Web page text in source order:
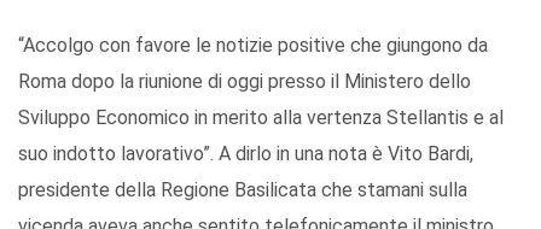
“Accolgo con favore le notizie positive che giungono da
Roma dopo la riunione di oggi presso il Ministero dello
Sviluppo Economico in merito alla vertenza Stellantis e al
suo indotto lavorativo”. A dirlo in una nota è Vito Bardi,
presidente della Regione Basilicata che stamani sulla